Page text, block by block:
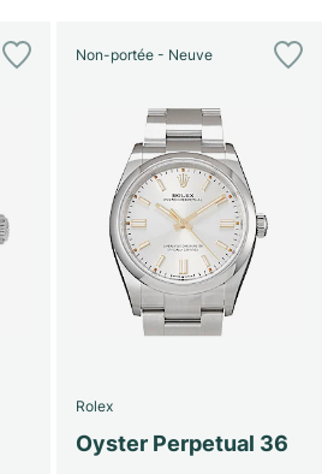
Non-portée - Neuve
Rolex
Oyster Perpetual 36